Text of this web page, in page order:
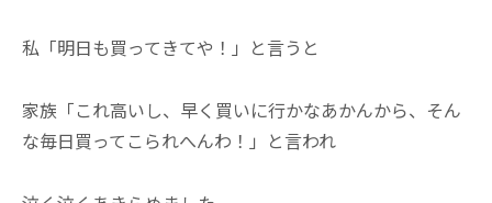
私「明日も買ってきてや！」と言うと
家族「これ高いし、早く買いに行かなあかんから、そん
な毎日買ってこられへんわ！」と言われ